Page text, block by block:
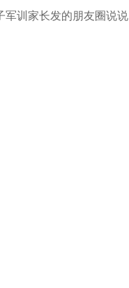
军训家长发的朋友圈说说